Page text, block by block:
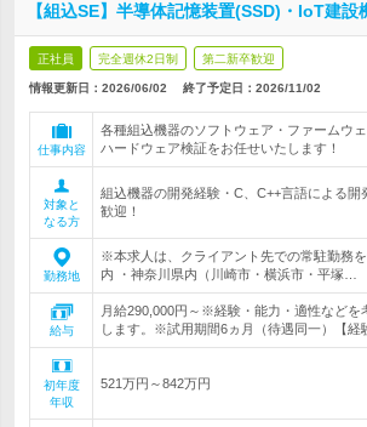
【組込SE】半導体記憶装置(SSD)・IoT建設
正社員 完全週休2日制 第二新卒歓迎
情報更新日：2026/06/02 終了予定日： 2026/11/02
仕事内容
各種組込機器のソフトウェア・ファームウ
ハードウェア検証をお任せいたします！
対象と
なる方
組込機器の開発経験・C、C++言語による開
歓迎！
勤務地
※本求人は、クライアント先での常駐勤務
内 ・神奈川県内（川崎市・横浜市・平塚…
給与
月給290,000円～※経験・能力・適性などを
します。※試用期間6ヵ月（待遇同一）【経
初年度
年収
521万円～842万円